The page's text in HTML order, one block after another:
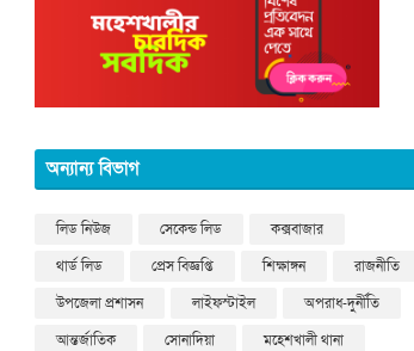
অন্যান্য বিভাগ
লিড নিউজ সেকেন্ড লিড
কক্সবাজার
থার্ড লিড
প্রেস বিজ্ঞপ্তি শিক্ষাঙ্গন
রাজনীতি
উপজেলা প্রশাসন
লাইফস্টাইল
অপরাধ-দুর্নীতি
আন্তর্জাতিক
সোনাদিয়া
মহেশখালী থানা